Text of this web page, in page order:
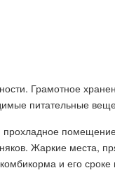
Грамотное
питательные
прохладное
Жаркие места,
и его сроке